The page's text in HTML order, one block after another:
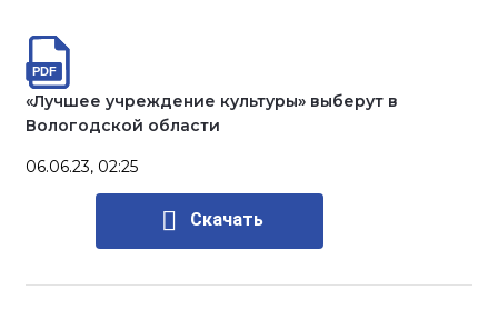
«Лучшее учреждение культуры» выберут в
Вологодской области
06.06.23, 02:25
Скачать